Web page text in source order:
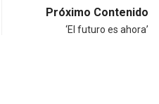
Próximo Contenido
‘El futuro es ahora’